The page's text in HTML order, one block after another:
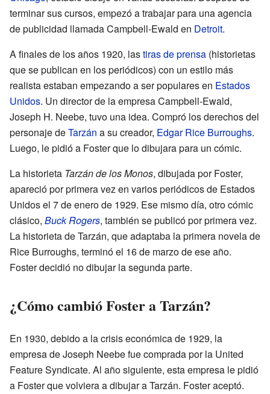
terminar sus cursos, empezó a trabajar para una agencia
de publicidad llamada Campbell-Ewald en Detroit.
A finales de los años 1920, lastiras de prensa (historietas
que se publican en los periódicos) con un estilo más
realista estaban empezando a ser populares en Estados
Unidos. Un director de la empresa Campbell-Ewald,
Joseph H. Neebe, tuvo una idea. Compró los derechos del
personaje deTarzán a su creador, Edgar Rice Burroughs.
Luego, le pidió a Foster que lo dibujara para un cómic.
La historieta Tarzán de los Monos, dibujada por Foster,
apareció por primera vez en varios periódicos de Estados
Unidos el 7 de enero de 1929. Ese mismo día, otro cómic
clásico, Buck Rogers, también se publicó por primera vez.
La historieta de Tarzán, que adaptaba la primera novela de
Rice Burroughs, terminó el 16 de marzo de ese año.
Foster decidió no dibujar la segunda parte.
¿Cómo cambió Foster a Tarzán?
En 1930, debido a la crisis económica de 1929, la
empresa de Joseph Neebe fue comprada por la United
Feature Syndicate. Al año siguiente, esta empresa le pidió
a Foster que volviera a dibujar a Tarzán. Foster aceptó.